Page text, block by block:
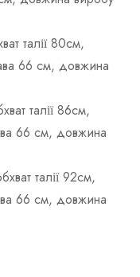
талії 80см,
66 см, довжина
талії 86см,
66 см, довжина
талії 92см,
66 см, довжина